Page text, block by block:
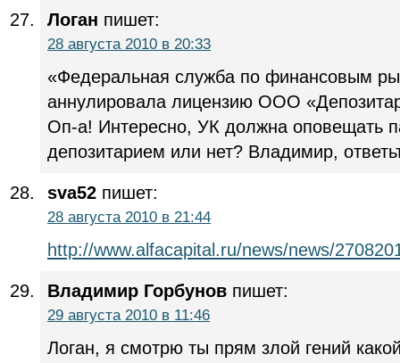
Логан пишет:
28 августа 2010 в 20:33
«Федеральная служба по финансовым
аннулировала лицензию ООО
Оп-а! Интересно, УК должна оповещать
депозитарием или нет? Владимир,
sva52 пишет:
28 августа 2010 в 21:44
http://www.alfacapital.ru/news/news/
Владимир Горбунов пишет:
29 августа 2010 в 11:46
Логан, я смотрю ты прям злой гений